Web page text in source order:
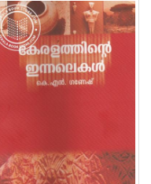
5
4
3
2